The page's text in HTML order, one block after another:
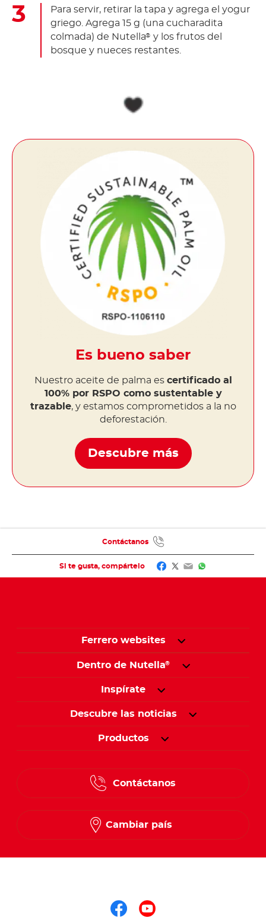
Para servir, retirar la tapa y agrega el yogur
griego. Agrega 15 g (una cucharadita
colmada) de Nutella® y los frutos del
bosque y nueces restantes.
Es bueno saber
Nuestro aceite de palma es certificado al
100% por RSPO como sustentable y
trazable, y estamos comprometidos a la no
deforestación.
Descubre más
Si te gusta, compártelo Facebook
Twitter
EmailWhatsApp
Contáctanos
Ferrero websites
Dentro de Nutella®
Inspírate
Descubre las noticias
Productos
Contáctanos
Cambiar país